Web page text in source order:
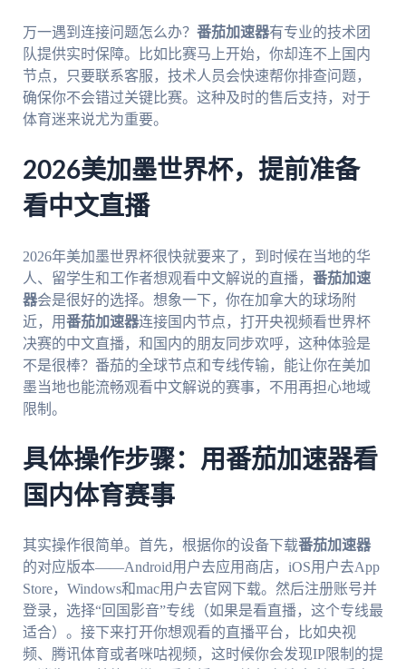
万一遇到连接问题怎么办？ 番茄加速器有专业的技术团
队提供实时保障。比如比赛马上开始，你却连不上国内
节点，只要联系客服，技术人员会快速帮你排查问题，
确保你不会错过关键比赛。这种及时的售后支持，对于
体育迷来说尤为重要。
2026美加墨世界杯，提前准备
看中文直播
2026年美加墨世界杯很快就要来了，到时候在当地的华
人、留学生和工作者想观看中文解说的直播， 番茄加速
器会是很好的选择。想象一下，你在加拿大的球场附
近，用番茄加速器连接国内节点，打开央视频看世界杯
决赛的中文直播，和国内的朋友同步欢呼，这种体验是
不是很棒？番茄的全球节点和专线传输，能让你在美加
墨当地也能流畅观看中文解说的赛事，不用再担心地域
限制。
具体操作步骤：用番茄加速器看
国内体育赛事
其实操作很简单。首先，根据你的设备下载番茄加速器
的对应版本——Android用户去应用商店，iOS用户去App
Store，Windows和mac用户去官网下载。然后注册账号并
登录，选择“回国影音”专线（如果是看直播，这个专线最
适合）。接下来打开你想观看的直播平台，比如央视
频、腾讯体育或者咪咕视频，这时候你会发现IP限制的提